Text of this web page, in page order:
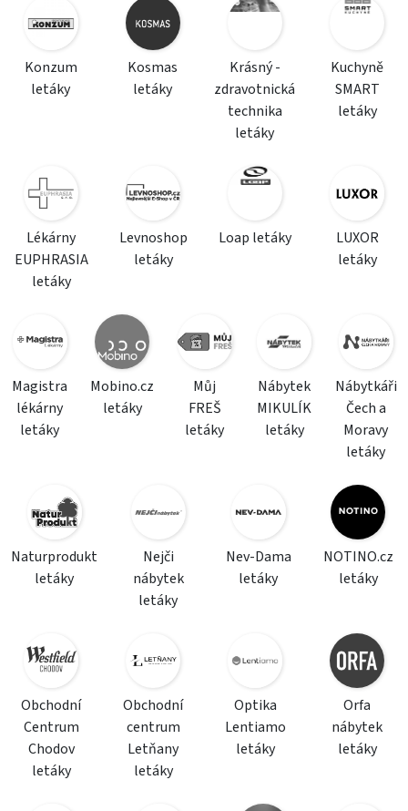
Konzum
letáky
Kosmas
letáky
Krásný -
zdravotnická
technika
letáky
Kuchyně
SMART
letáky
Lékárny
EUPHRASIA
letáky
Levnoshop
letáky
Loap letáky
LUXOR
letáky
Magistra
lékárny
letáky
Mobino.cz
letáky
Můj
FREŠ
letáky
Nábytek
MIKULÍK
letáky
Nábytkáři
Čech a
Moravy
letáky
Naturprodukt
letáky
Nejči
nábytek
letáky
Nev-Dama
letáky
NOTINO.cz
letáky
Obchodní
Centrum
Chodov
letáky
Obchodní
centrum
Letňany
letáky
Optika
Lentiamo
letáky
Orfa
nábytek
letáky